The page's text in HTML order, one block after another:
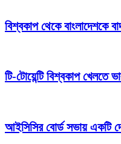
বিশ্বকাপ থেকে বাংলাদেশকে
টি-টোয়েন্টি বিশ্বকাপ খেলতে
আইসিসির বোর্ড সভায় একটি